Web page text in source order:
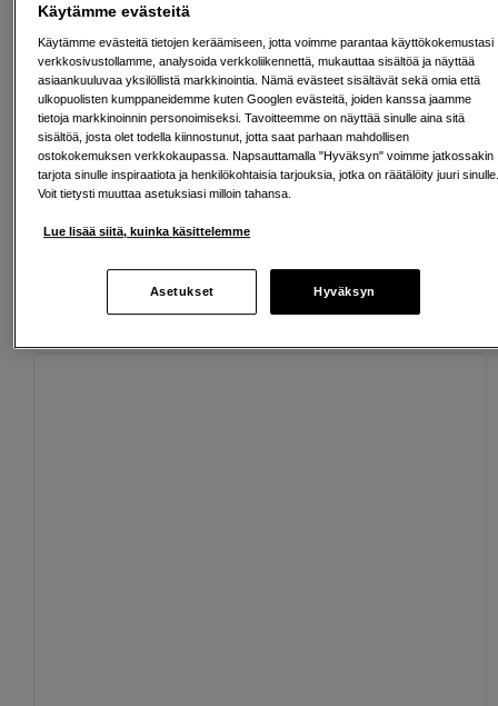
välilehteen)
Ilmainen toimitus yli 200 EUR ostoksille
Osta nyt ja maksa myöhemmin
Sopivat lisävarusteet Näytä lisää
Käytämme evästeitä
Käytämme evästeitä tietojen keräämiseen, jotta voimme parantaa käyttökokemustasi
verkkosivustollamme, analysoida verkkoliikennettä, mukauttaa sisältöä ja näyttää
asiaankuuluvaa yksilöllistä markkinointia. Nämä evästeet sisältävät sekä omia että
ulkopuolisten kumppaneidemme kuten Googlen evästeitä, joiden kanssa jaamme
tietoja markkinoinnin personoimiseksi. Tavoitteemme on näyttää sinulle aina sitä
sisältöä, josta olet todella kiinnostunut, jotta saat parhaan mahdollisen
ostokokemuksen verkkokaupassa. Napsauttamalla "Hyväksyn" voimme jatkossakin
tarjota sinulle inspiraatiota ja henkilökohtaisia tarjouksia, jotka on räätälöity juuri
Voit tietysti muuttaa asetuksiasi milloin tahansa.
Lue lisää siitä, kuinka käsittelemme
Asetukset Hyväksyn